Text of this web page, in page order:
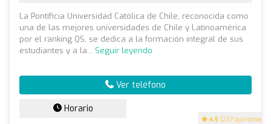
4.5 (237 opiniones)
La Pontificia Universidad Católica de Chile, reconocida como
una de las mejores universidades de Chile y Latinoamérica
por el ranking QS, se dedica a la formación integral de sus
estudiantes y a la... Seguir leyendo
Ver teléfono
Horario